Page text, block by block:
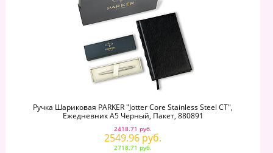
Ручка Шариковая PARKER "Jotter Core Stainless Steel CT",
Ежедневник А5 Черный, Пакет, 880891
2418.71 руб.
2549.96 руб.
2718.71 руб.